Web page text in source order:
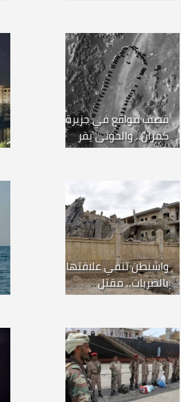
بدء سلسلة ضربات
قصف مواقع في جزيرة
كمران.. والحوثي يقر
بمقتل عدد من عناصره
واشنطن تنفي علاقتها
بالضربات.. مقتل
وإصابة 40 شخصاً
هجوم على سورية